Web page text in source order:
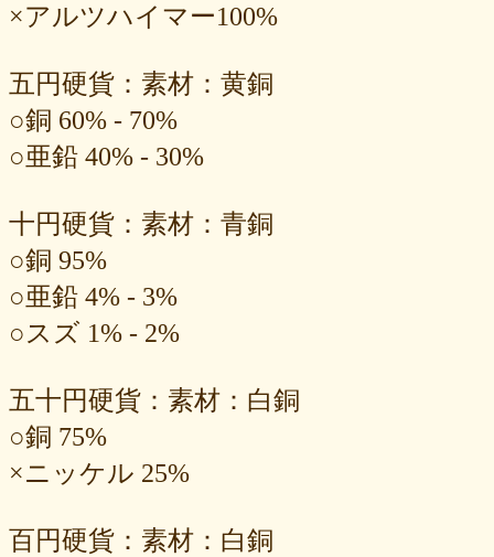
×アルツハイマー100%
五円硬貨：素材：黄銅
○銅 60% - 70%
○亜鉛 40% - 30%
十円硬貨：素材：青銅
○銅 95%
○亜鉛 4% - 3%
○スズ 1% - 2%
五十円硬貨：素材：白銅
○銅 75%
×ニッケル 25%
百円硬貨：素材：白銅